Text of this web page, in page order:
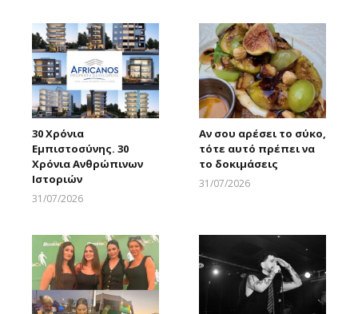
30 Χρόνια
Εμπιστοσύνης. 30
Χρόνια Ανθρώπινων
Ιστοριών
31/07/2026
Αν σου αρέσει το σύκο,
τότε αυτό πρέπει να
το δοκιμάσεις
31/07/2026